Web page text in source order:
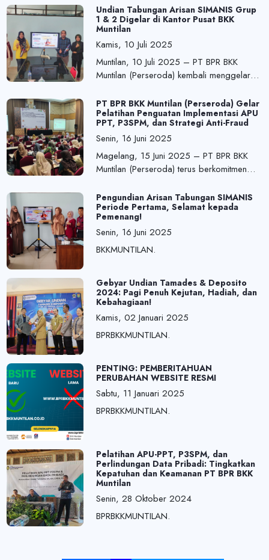
2025 yang puncaknya akan digelar pada
tanggal 29 Juli 2025, PT BPR BKK Muntilan
(Perseroda) bekerja sama dengan Dinas
Pendidikan dan Kebudayaan Kabupaten
Magelang sukses menyelenggarakan Lo....
Undian Tabungan Arisan SIMANIS Grup
1 & 2 Digelar di Kantor Pusat BKK
Muntilan
Kamis, 10 Juli 2025
Muntilan, 10 Juli 2025 – PT BPR BKK
Muntilan (Perseroda) kembali menggelar
(Simpanan Istimewa) untuk Grup 1 dan
Grup 2 di bulan Juli 2025.
PT BPR BKK Muntilan (Perseroda) Gelar
Pelatihan Penguatan Implementasi APU
PPT, P3SPM, dan Strategi Anti-Fraud
Senin, 16 Juni 2025
Magelang, 15 Juni 2025 – PT BPR BKK
Muntilan (Perseroda) terus berkomitmen
integritas pegawainya melalui
penyelenggaraan Pelatihan Penyegaran
dan Penguatan Implementasi Anti Pencucian
Uang dan Pencegahan Pendanaan
Terorisme (APU PPT), Penerapan Prinsip
Pengundian Arisan Tabungan SIMANIS
Periode Pertama, Selamat kepada
Pemenang!
Senin, 16 Juni 2025
BKKMUNTILAN.
Gebyar Undian Tamades & Deposito
2024: Pagi Penuh Kejutan, Hadiah, dan
Kebahagiaan!
Kamis, 02 Januari 2025
BPRBKKMUNTILAN.
PENTING: PEMBERITAHUAN
PERUBAHAN WEBSITE RESMI
Sabtu, 11 Januari 2025
BPRBKKMUNTILAN.
Pelatihan APU-PPT, P3SPM, dan
Perlindungan Data Pribadi: Tingkatkan
Kepatuhan dan Keamanan PT BPR BKK
Muntilan
Senin, 28 Oktober 2024
BPRBKKMUNTILAN.